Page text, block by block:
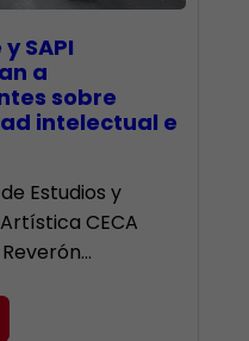
SAPI
a
sobre
intelectual e
Estudios y
CECA